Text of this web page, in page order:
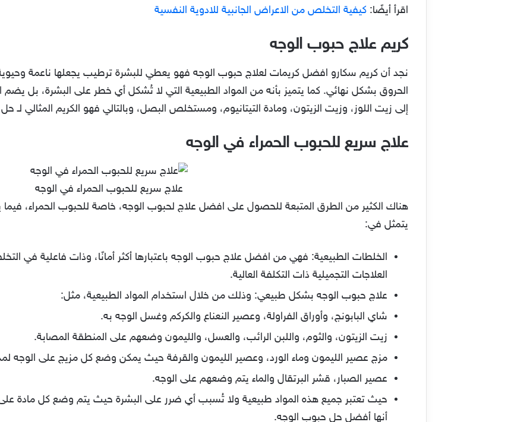
اقرأ أيضًا: كيفية التخلص من الاعراض الجانبية للادوية النفسية
كريم علاج حبوب الوجه
نجد أن كريم سكارو افضل كريمات لعلاج حبوب الوجه فهو يعطي للبشرة ترطيب يجعلها ناعمة
إلى زيت اللوز، وزيت الزيتون، ومادة التيتانيوم، ومستخلص البصل، وبالتالي فهو الكريم المثالي لـ
علاج سريع للحبوب الحمراء في الوجه
علاج سريع للحبوب الحمراء في الوجه
هناك الكثير من الطرق المتبعة للحصول على افضل علاج لحبوب الوجه، خاصة للحبوب الحمراء، فيما
يتمثل في:
الخلطات الطبيعية: فهي من افضل علاج حبوب الوجه باعتبارها أكثر أمانًا، وذات فاعلية
العلاجات التجميلية ذات التكلفة العالية.
علاج حبوب الوجه بشكل طبيعي: وذلك من خلال استخدام المواد الطبيعية، مثل:
شاي البابونج، وأوراق الفراولة، وعصير النعناع والكركم وغسل الوجه به.
زيت الزيتون، والثوم، واللبن الرائب، والعسل، والليمون وضعهم على المنطقة المصابة.
مزج عصير الليمون وماء الورد، وعصير الليمون والقرفة حيث يمكن وضع كل مزيج على
عصير الصبار، قشر البرتقال والماء يتم وضعهم على الوجه.
حيث تعتبر جميع هذه المواد طبيعية ولا تُسبب أي ضرر على البشرة حيث يتم وضع كل مادة على
أنها أفضل حل حبوب الوجه.